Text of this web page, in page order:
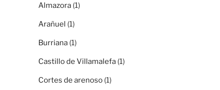
Almazora (1)
Arañuel (1)
Burriana (1)
Castillo de Villamalefa (1)
Cortes de arenoso (1)